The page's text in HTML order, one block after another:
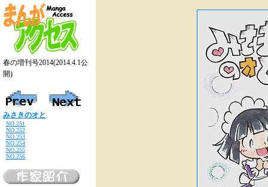
春の増刊号2014(2014.4.1公
開)
みさきのオと
NO.251
NO.252
NO.253
NO.254
NO.255
NO.256